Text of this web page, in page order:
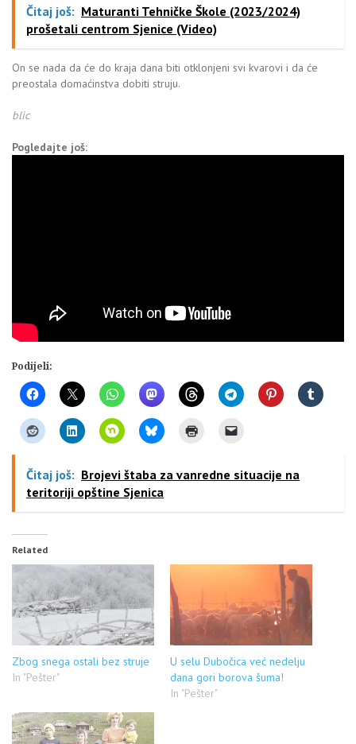
Čitaj još: Maturanti Tehničke Škole (2023/2024)
prošetali centrom Sjenice (Video)
On se nada da će do kraja dana biti otklonjeni svi kvarovi i da će
preostala domaćinstva dobiti struju.
blic
Pogledajte još:
Podijeli:
Čitaj još: Brojevi štaba za vanredne situacije na
teritoriji opštine Sjenica
Related
Zbog snega ostali bez struje
In "Pešter"
U selu Dubočica već nedelju
dana gori borova šuma!
In "Pešter"